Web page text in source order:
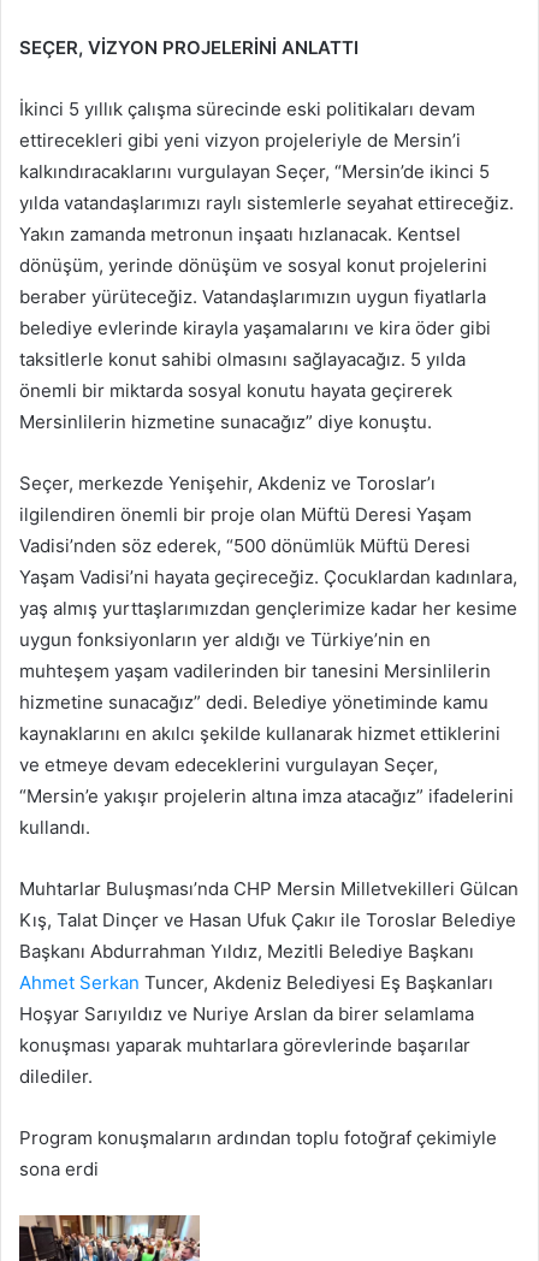
SEÇER, VİZYON PROJELERİNİ ANLATTI
İkinci 5 yıllık çalışma sürecinde eski politikaları devam
ettirecekleri gibi yeni vizyon projeleriyle de Mersin’i
kalkındıracaklarını vurgulayan Seçer, “Mersin’de ikinci 5
yılda vatandaşlarımızı raylı sistemlerle seyahat ettireceğiz.
Yakın zamanda metronun inşaatı hızlanacak. Kentsel
dönüşüm, yerinde dönüşüm ve sosyal konut projelerini
beraber yürüteceğiz. Vatandaşlarımızın uygun fiyatlarla
belediye evlerinde kirayla yaşamalarını ve kira öder gibi
taksitlerle konut sahibi olmasını sağlayacağız. 5 yılda
önemli bir miktarda sosyal konutu hayata geçirerek
Mersinlilerin hizmetine sunacağız” diye konuştu.
Seçer, merkezde Yenişehir, Akdeniz ve Toroslar’ı
ilgilendiren önemli bir proje olan Müftü Deresi Yaşam
Vadisi’nden söz ederek, “500 dönümlük Müftü Deresi
Yaşam Vadisi’ni hayata geçireceğiz. Çocuklardan kadınlara,
yaş almış yurttaşlarımızdan gençlerimize kadar her kesime
uygun fonksiyonların yer aldığı ve Türkiye’nin en
muhteşem yaşam vadilerinden bir tanesini Mersinlilerin
hizmetine sunacağız” dedi. Belediye yönetiminde kamu
kaynaklarını en akılcı şekilde kullanarak hizmet ettiklerini
ve etmeye devam edeceklerini vurgulayan Seçer,
“Mersin’e yakışır projelerin altına imza atacağız” ifadelerini
kullandı.
Muhtarlar Buluşması’nda CHP Mersin Milletvekilleri Gülcan
Kış, Talat Dinçer ve Hasan Ufuk Çakır ile Toroslar Belediye
Başkanı Abdurrahman Yıldız, Mezitli Belediye Başkanı
Ahmet Serkan Tuncer, Akdeniz Belediyesi Eş Başkanları
Hoşyar Sarıyıldız ve Nuriye Arslan da birer selamlama
konuşması yaparak muhtarlara görevlerinde başarılar
dilediler.
Program konuşmaların ardından toplu fotoğraf çekimiyle
sona erdi